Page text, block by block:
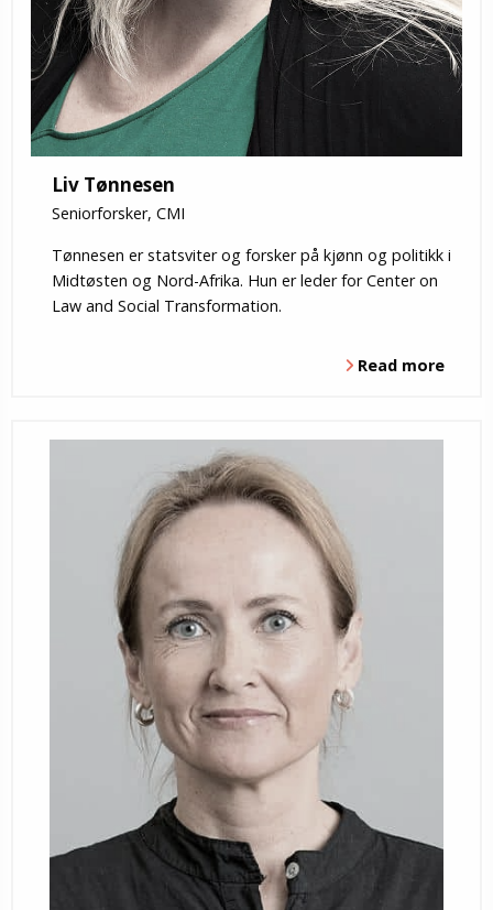
Liv Tønnesen
Seniorforsker, CMI
Tønnesen er statsviter og forsker på kjønn og politikk i
Midtøsten og Nord-Afrika. Hun er leder for Center on
Law and Social Transformation.
Read more